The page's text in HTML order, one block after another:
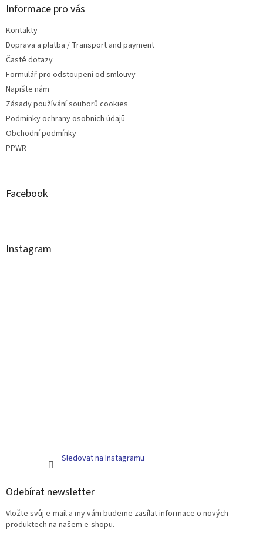
Informace pro vás
Kontakty
Doprava a platba / Transport and payment
Časté dotazy
Formulář pro odstoupení od smlouvy
Napište nám
Zásady používání souborů cookies
Podmínky ochrany osobních údajů
Obchodní podmínky
PPWR
Facebook
Instagram
Sledovat na Instagramu
Odebírat newsletter
Vložte svůj e-mail a my vám budeme zasílat informace o nových
produktech na našem e-shopu.